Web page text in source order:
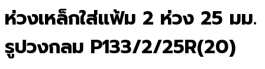
ห่วงเหล็กใส่แฟ้ม 2 ห่วง 25 มม.
รูปวงกลม P133/2/25R(20)